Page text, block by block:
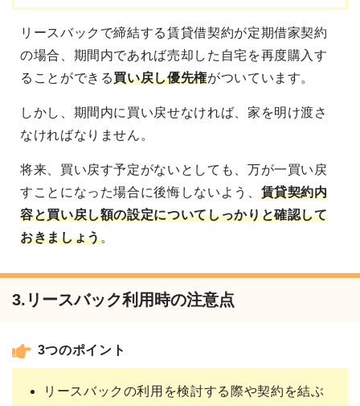
リースバックで締結する賃貸借契約が定期借家契約
の場合、期間内であれば売却した自宅を再度購入す
ることができる買い戻し優先権がついています。
しかし、期間内に買い戻せなければ、家を明け渡さ
なければなりません。
将来、買い戻す予定がないとしても、万が一買い戻
すことになった場合に後悔しないよう、 賃貸契約内
容と買い戻し額の設定についてしっかりと確認して
おきましょう。
3.リースバック利用時の注意点
3つのポイント
リースバックの利用を検討する際や契約を結ぶ